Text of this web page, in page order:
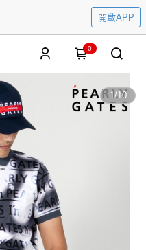
開啟APP
0
1/10